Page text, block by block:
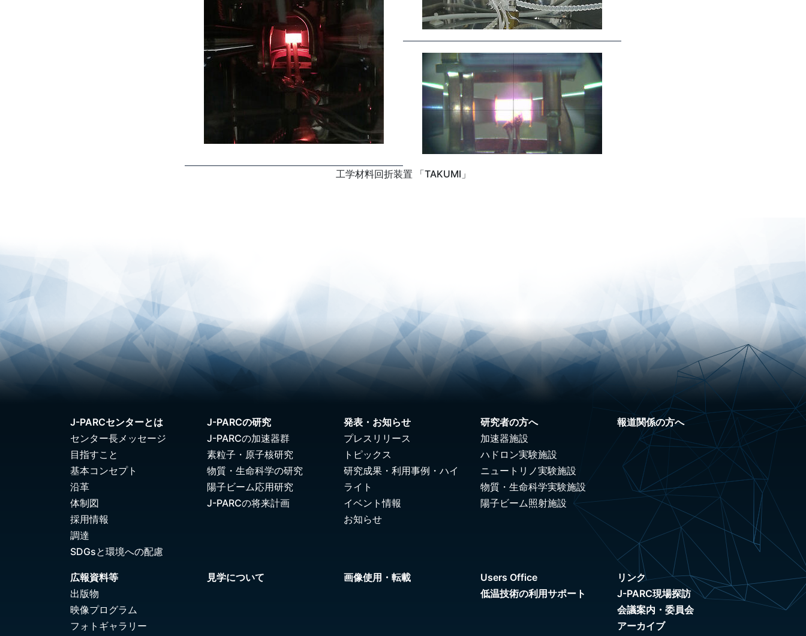
工学材料回折装置 「TAKUMI」
J-PARCセンターとは
センター長メッセージ
目指すこと
基本コンセプト
沿革
体制図
採用情報
調達
SDGsと環境への配慮
J-PARCの研究
J-PARCの加速器群
素粒子・原子核研究
物質・生命科学の研究
陽子ビーム応用研究
J-PARCの将来計画
発表・お知らせ
プレスリリース
トピックス
研究成果・利用事例・ハイ
ライト
イベント情報
お知らせ
研究者の方へ
加速器施設
ハドロン実験施設
ニュートリノ実験施設
物質・生命科学実験施設
陽子ビーム照射施設
報道関係の方へ
広報資料等
出版物
映像プログラム
フォトギャラリー
見学について 画像使用・転載
Users Office
低温技術の利用サポート
リンク
J-PARC現場探訪
会議案内・委員会
アーカイブ